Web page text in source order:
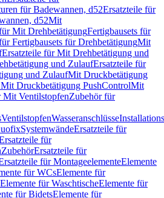
für Badewannen, d52Ersatzteile für
d52Mit
Mit DrehbetätigungFertigbausets für
Fertigbausets für DrehbetätigungMit
Ersatzteile für Mit Drehbetätigung und
und ZulaufErsatzteile für
und ZulaufMit Druckbetätigung
Druckbetätigung PushControlMit
Mit VentilstopfenZubehör für
VentilstopfenWasseranschlüsse
SystemwändeErsatzteile für
für
ZubehörErsatzteile für
für MontageelementeElemente
für WCsElemente für
für WaschtischeElemente für
für BidetsElemente für